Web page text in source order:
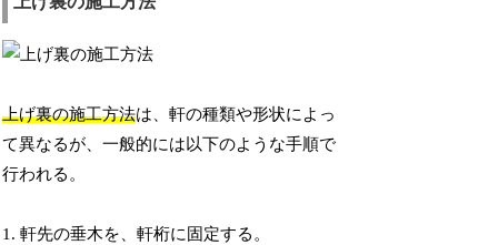
上げ裏の施工方法は、軒の種類や形状によっ
て異なるが、一般的には以下のような手順で
行われる。
1. 軒先の垂木を、軒桁に固定する。